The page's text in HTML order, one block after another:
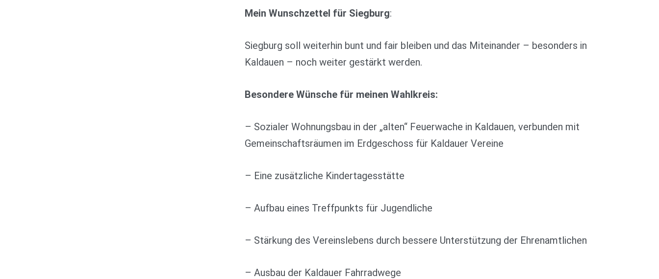
Mein Wunschzettel für Siegburg:
Siegburg soll weiterhin bunt und fair bleiben und das Miteinander – besonders in
Kaldauen – noch weiter gestärkt werden.
Besondere Wünsche für meinen Wahlkreis:
– Sozialer Wohnungsbau in der „alten“ Feuerwache in Kaldauen, verbunden mit
Gemeinschaftsräumen im Erdgeschoss für Kaldauer Vereine
– Eine zusätzliche Kindertagesstätte
– Aufbau eines Treffpunkts für Jugendliche
– Stärkung des Vereinslebens durch bessere Unterstützung der Ehrenamtlichen
– Ausbau der Kaldauer Fahrradwege